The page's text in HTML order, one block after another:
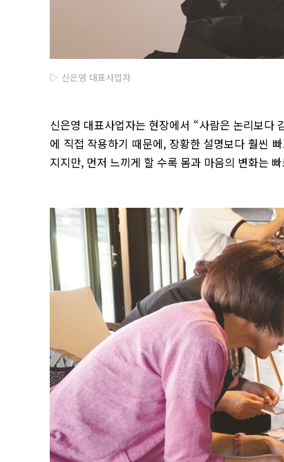
▷ 신은영 대표사업자
신은영 대표사업자는 현장에서 “사람은 논리보다
에 직접 작용하기 때문에, 장황한 설명보다 훨씬
지지만, 먼저 느끼게 할 수록 몸과 마음의 변화는